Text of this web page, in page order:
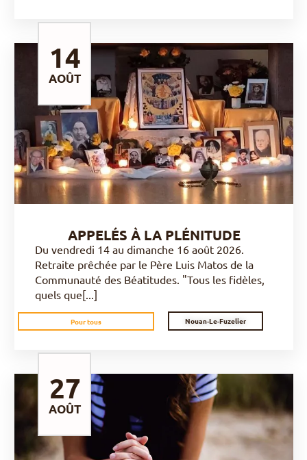
AOÛT
DÉCOUVRIR
APPELÉS À LA PLÉNITUDE
Du vendredi 14 au dimanche 16 août 2026.
Retraite prêchée par le Père Luis Matos de la
Communauté des Béatitudes. "Tous les fidèles,
quels que[...]
Pour tous Nouan-Le-Fuzelier
14
AOÛT
DÉCOUVRIR
27